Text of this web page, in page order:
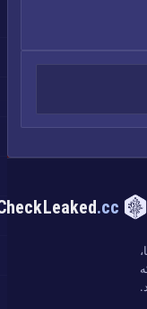
CheckLeaked.cc